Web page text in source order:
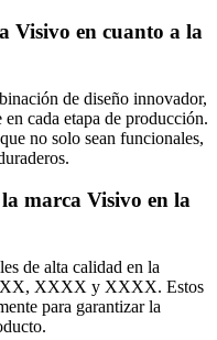
Visivo en cuanto a la
de diseño innovador,
cada etapa de producción.
no solo sean funcionales,
marca Visivo en la
de alta calidad en la
XXXX y XXXX. Estos
para garantizar la